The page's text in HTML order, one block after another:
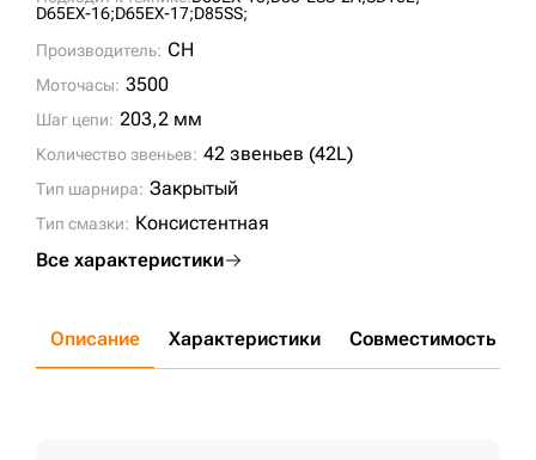
D65EX-16;D65EX-17;D85SS;
Производитель: CH
Моточасы: 3500
Шаг цепи: 203,2 мм
Количество звеньев: 42 звеньев (42L)
Тип шарнира: Закрытый
Тип смазки: Консистентная
Все характеристики
Описание Характеристики Совместимость